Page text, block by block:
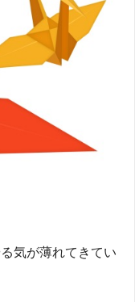
気が薄れてきてい